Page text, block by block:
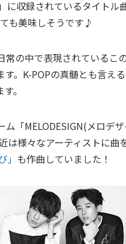
に収録されているタイトル
も美味しそうです♪
常の中で表現されている
。K-POPの真髄とも言え
。
ム「MELODESIGN(メロデ
は様々なアーティストに
」 も作曲していました！